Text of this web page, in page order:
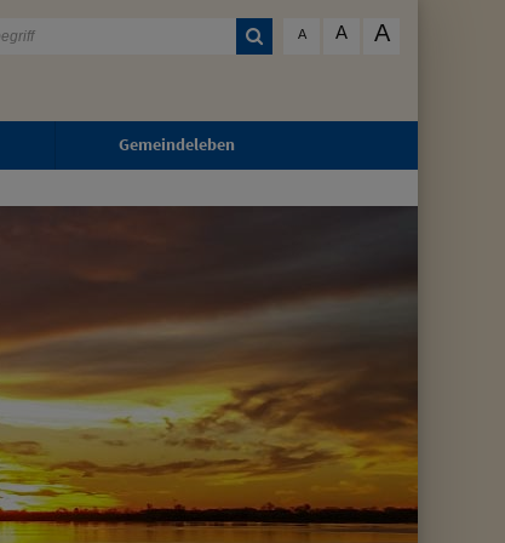
A A A
Gemeindeleben